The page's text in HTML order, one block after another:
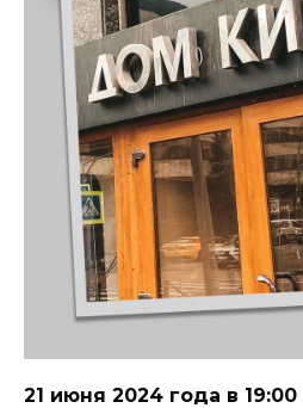
21 июня 2024 года в 19:00